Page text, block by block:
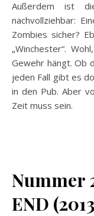
Außerdem ist
nachvollziehbar:
Zombies sicher?
„Winchester“.
Gewehr hängt. Ob
jeden Fall gibt es
in den Pub. Aber
Zeit muss sein.
Nummer
END